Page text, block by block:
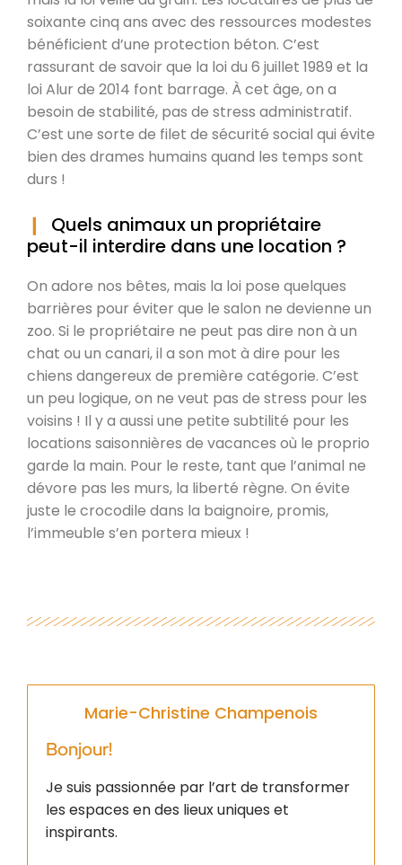
soixante cinq ans avec des ressources modestes
bénéficient d’une protection béton. C’est
rassurant de savoir que la loi du 6 juillet 1989 et la
loi Alur de 2014 font barrage. À cet âge, on a
besoin de stabilité, pas de stress administratif.
C’est une sorte de filet de sécurité social qui évite
bien des drames humains quand les temps sont
durs !
Quels animaux un propriétaire
peut-il interdire dans une location ?
On adore nos bêtes, mais la loi pose quelques
barrières pour éviter que le salon ne devienne un
zoo. Si le propriétaire ne peut pas dire non à un
chat ou un canari, il a son mot à dire pour les
chiens dangereux de première catégorie. C’est
un peu logique, on ne veut pas de stress pour les
voisins ! Il y a aussi une petite subtilité pour les
locations saisonnières de vacances où le proprio
garde la main. Pour le reste, tant que l’animal ne
dévore pas les murs, la liberté règne. On évite
juste le crocodile dans la baignoire, promis,
l’immeuble s’en portera mieux !
Marie-Christine Champenois
Bonjour!
Je suis passionnée par l’art de transformer
les espaces en des lieux uniques et
inspirants.